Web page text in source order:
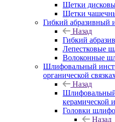
Щетки
Щетки
Гибкий абразивный
Назад
Гибкий
Лепестковые
Волоконные
Шлифовальный
органической
Назад
керамической
Головки
Назад